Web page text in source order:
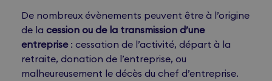
De nombreux évènements peuvent être à l’origine
de la cession ou de la transmission d’une
entreprise: cessation de l’activité, départ à la
retraite, donation de l’entreprise, ou
malheureusement le décès du chef d’entreprise.